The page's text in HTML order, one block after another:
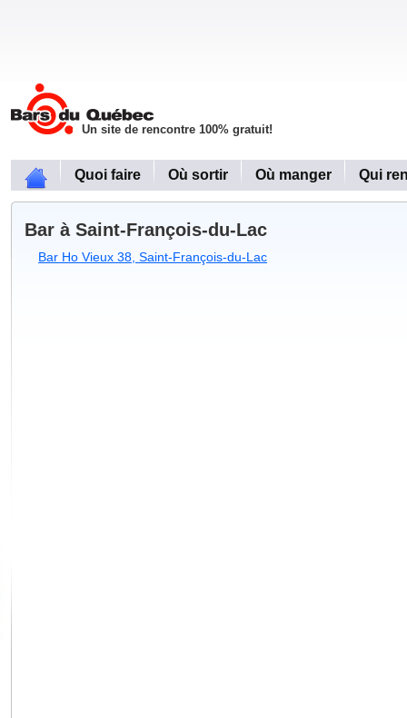
Un site de rencontre 100% gratuit!
Quoi faire Où sortir Où manger Qui
Bar à Saint-François-du-Lac
Bar Ho Vieux 38, Saint-François-du-Lac